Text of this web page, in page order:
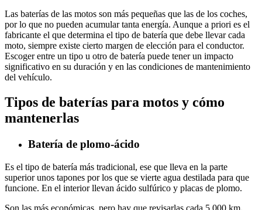
Las baterías de las motos son más pequeñas que las de los coches,
por lo que no pueden acumular tanta energía. Aunque a priori es el
fabricante el que determina el tipo de batería que debe llevar cada
moto, siempre existe cierto margen de elección para el conductor.
Escoger entre un tipo u otro de batería puede tener un impacto
significativo en su duración y en las condiciones de mantenimiento
del vehículo.
Tipos de baterías para motos y cómo
mantenerlas
Batería de plomo-ácido
Es el tipo de batería más tradicional, ese que lleva en la parte
superior unos tapones por los que se vierte agua destilada para que
funcione. En el interior llevan ácido sulfúrico y placas de plomo.
Son las más económicas, pero hay que revisarlas cada 5.000 km.